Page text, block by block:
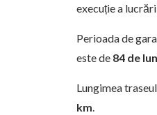
execuție a
Perioada de
este de 84 de
Lungimea
km.